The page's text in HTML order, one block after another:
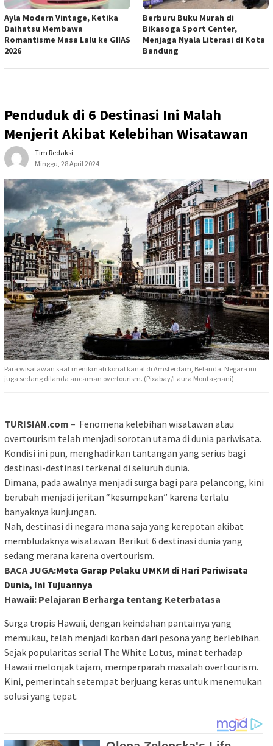
Ayla Modern Vintage, Ketika
Daihatsu Membawa
Romantisme Masa Lalu ke GIIAS
2026
Berburu Buku Murah di
Bikasoga Sport Center,
Menjaga Nyala Literasi di Kota
Bandung
Penduduk di 6 Destinasi Ini Malah
Menjerit Akibat Kelebihan Wisatawan
Tim Redaksi
Minggu, 28 April 2024
Para wisatawan saat menikmati konal kanal di Amsterdam, Belanda. Negara ini
juga sedang dilanda ancaman overtourism. (Pixabay/Laura Montagnani)
TURISIAN.com – Fenomena kelebihan wisatawan atau
overtourism telah menjadi sorotan utama di dunia pariwisata.
Kondisi ini pun, menghadirkan tantangan yang serius bagi
destinasi-destinasi terkenal di seluruh dunia.
Dimana, pada awalnya menjadi surga bagi para pelancong, kini
berubah menjadi jeritan “kesumpekan” karena terlalu
banyaknya kunjungan.
Nah, destinasi di negara mana saja yang kerepotan akibat
membludaknya wisatawan. Berikut 6 destinasi dunia yang
sedang merana karena overtourism.
BACA JUGA:Meta Garap Pelaku UMKM di Hari Pariwisata
Dunia, Ini Tujuannya
Hawaii: Pelajaran Berharga tentang Keterbatasa
Surga tropis Hawaii, dengan keindahan pantainya yang
memukau, telah menjadi korban dari pesona yang berlebihan.
Sejak popularitas serial The White Lotus, minat terhadap
Hawaii melonjak tajam, memperparah masalah overtourism.
Kini, pemerintah setempat berjuang keras untuk menemukan
solusi yang tepat.